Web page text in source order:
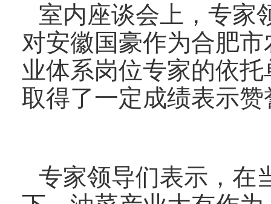
室内座谈会上，专家
对安徽国豪作为合肥
业体系岗位专家的依
取得了一定成绩表示
专家领导们表示，在